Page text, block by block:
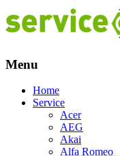
Menu
Skip
Home
Service
Acer
AEG
Akai
Alfa Romeo